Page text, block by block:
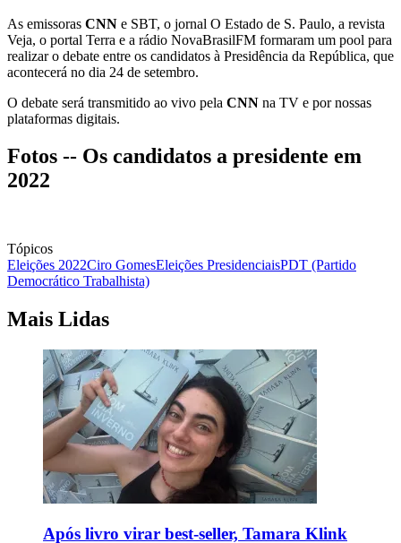
As emissoras CNN e SBT, o jornal O Estado de S. Paulo, a revista
Veja, o portal Terra e a rádio NovaBrasilFM formaram um pool para
realizar o debate entre os candidatos à Presidência da República, que
acontecerá no dia 24 de setembro.
O debate será transmitido ao vivo pela CNN na TV e por nossas
plataformas digitais.
Fotos -- Os candidatos a presidente em
2022
Tópicos
Eleições 2022Ciro GomesEleições PresidenciaisPDT (Partido
Democrático Trabalhista)
Mais Lidas
Após livro virar best-seller, Tamara Klink